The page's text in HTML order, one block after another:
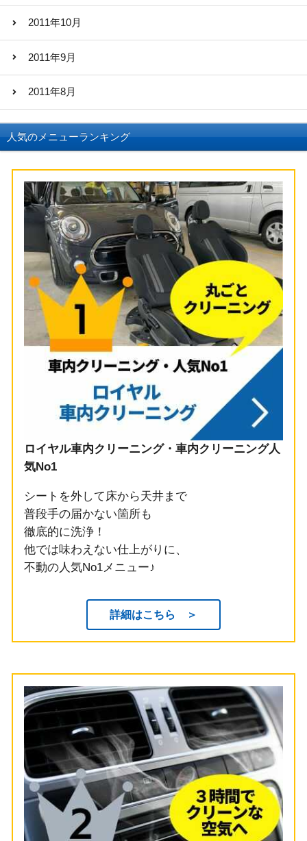
2011年10月
2011年9月
2011年8月
人気のメニューランキング
ロイヤル車内クリーニング・車内クリーニング人
気No1
シートを外して床から天井まで
普段手の届かない箇所も
徹底的に洗浄！
他では味わえない仕上がりに、
不動の人気No1メニュー♪
詳細はこちら ＞